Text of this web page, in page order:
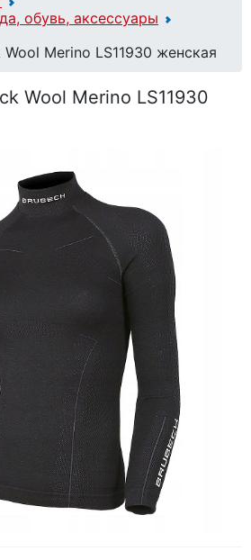
обувь, аксессуары
Merino LS11930 женская
Wool Merino LS11930